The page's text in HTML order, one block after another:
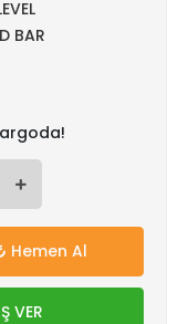
BAR
Hemen Al
VER